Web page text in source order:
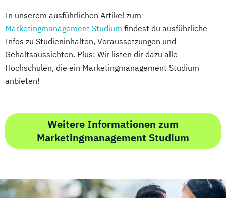
In unserem ausführlichen Artikel zum
Marketingmanagement Studium findest du ausführliche
Infos zu Studieninhalten, Voraussetzungen und
Gehaltsaussichten. Plus: Wir listen dir dazu alle
Hochschulen, die ein Marketingmanagement Studium
anbieten!
Weitere Informationen zum
Marketingmanagement Studium